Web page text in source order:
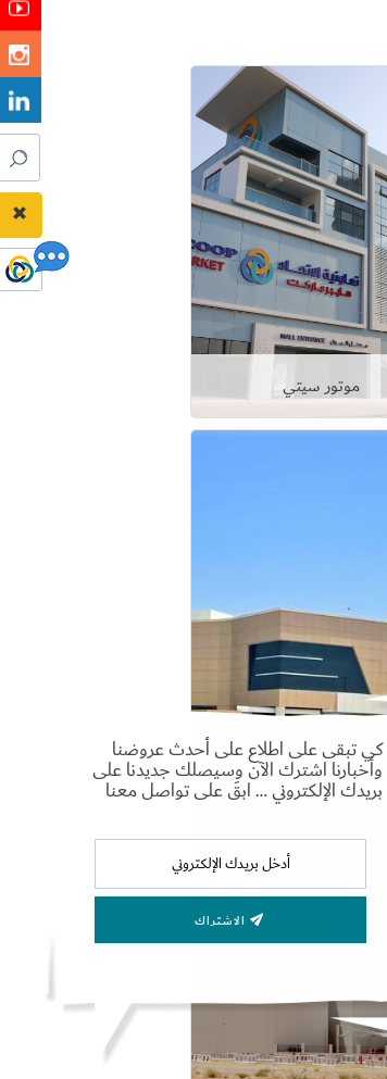
موتور سيتي
عرض التفاصيل
البرشاء جنوب
عرض التفاصيل
كي تبقى على اطلاع على أحدث عروضنا
وأخبارنا اشترك الآن وسيصلك جديدنا على
بريدك الإلكتروني … ابقَ على تواصل معنا